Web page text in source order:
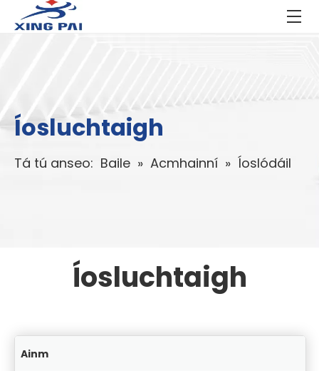
Íosluchtaigh
Tá tú anseo: Baile » Acmhainní » Íoslódáil
Íosluchtaigh
Ainm